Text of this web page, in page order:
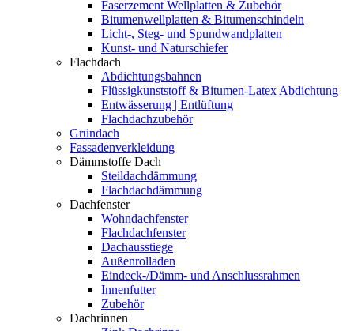
Faserzement Wellplatten & Zubehör
Bitumenwellplatten & Bitumenschindeln
Licht-, Steg- und Spundwandplatten
Kunst- und Naturschiefer
Flachdach
Abdichtungsbahnen
Flüssigkunststoff & Bitumen-Latex Abdichtung
Entwässerung | Entlüftung
Flachdachzubehör
Gründach
Fassadenverkleidung
Dämmstoffe Dach
Steildachdämmung
Flachdachdämmung
Dachfenster
Wohndachfenster
Flachdachfenster
Dachausstiege
Außenrolladen
Eindeck-/Dämm- und Anschlussrahmen
Innenfutter
Zubehör
Dachrinnen